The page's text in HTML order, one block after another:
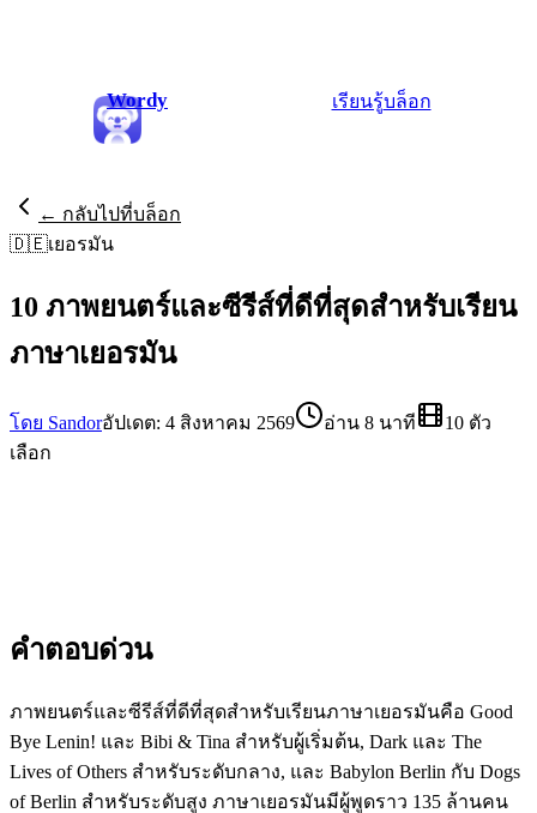
Wordy เรียนรู้บล็อก
← กลับไปที่บล็อก
🇩🇪เยอรมัน
10 ภาพยนตร์และซีรีส์ที่ดีที่สุดสำหรับเรียน
ภาษาเยอรมัน
โดย Sandorอัปเดต: 4 สิงหาคม 2569 อ่าน 8 นาที
10 ตัว
เลือก
คำตอบด่วน
ภาพยนตร์และซีรีส์ที่ดีที่สุดสำหรับเรียนภาษาเยอรมันคือ Good
Bye Lenin! และ Bibi & Tina สำหรับผู้เริ่มต้น, Dark และ The
Lives of Others สำหรับระดับกลาง, และ Babylon Berlin กับ Dogs
of Berlin สำหรับระดับสูง ภาษาเยอรมันมีผู้พูดราว 135 ล้านคน